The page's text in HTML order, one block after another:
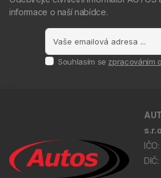
informace o naší nabídce.
Souhlasím se zpracováním